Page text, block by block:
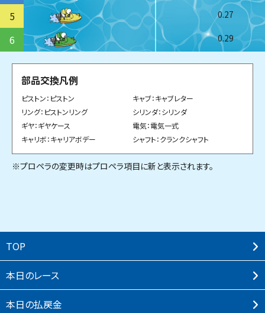
5 0.27
6 0.29
部品交換凡例
ピストン：ピストン
リング：ピストンリング
ギヤ：ギヤケース
キャリボ：キャリアボデー
キャブ：キャブレター
シリンダ：シリンダ
電気：電気一式
シャフト：クランクシャフト
※プロペラの変更時はプロペラ項目に新と表示されます。
TOP
本⽇のレース
本⽇の払戻⾦